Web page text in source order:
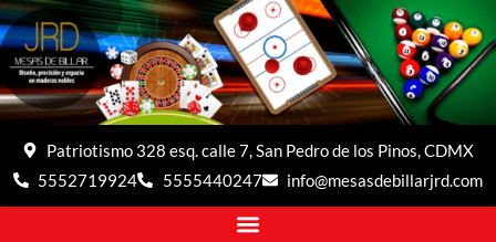
Patriotismo 328 esq. calle 7, San Pedro de los Pinos, CDMX
5552719924
5555440247 info@mesasdebillarjrd.com